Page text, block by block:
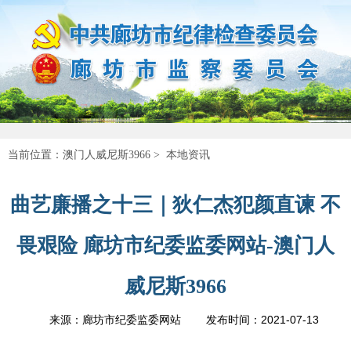
当前位置： 澳门人威尼斯3966 > 本地资讯
曲艺廉播之十三｜狄仁杰犯颜直谏 不
畏艰险 廊坊市纪委监委网站-澳门人
威尼斯3966
来源：廊坊市纪委监委网站 发布时间： 2021-07-13